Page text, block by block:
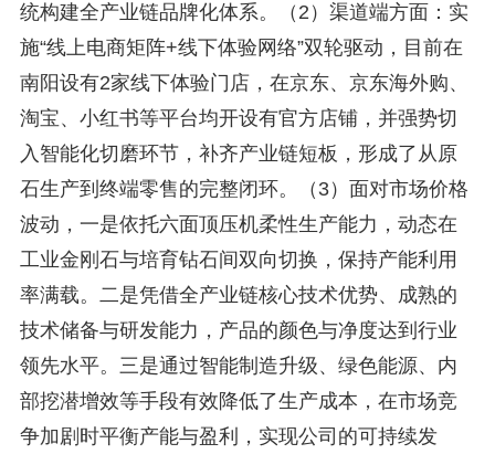
统构建全产业链品牌化体系。（2）渠道端方面：实
施“线上电商矩阵+线下体验网络”双轮驱动，目前在
南阳设有2家线下体验门店，在京东、京东海外购、
淘宝、小红书等平台均开设有官方店铺，并强势切
入智能化切磨环节，补齐产业链短板，形成了从原
石生产到终端零售的完整闭环。（3）面对市场价格
波动，一是依托六面顶压机柔性生产能力，动态在
工业金刚石与培育钻石间双向切换，保持产能利用
率满载。二是凭借全产业链核心技术优势、成熟的
技术储备与研发能力，产品的颜色与净度达到行业
领先水平。三是通过智能制造升级、绿色能源、内
部挖潜增效等手段有效降低了生产成本，在市场竞
争加剧时平衡产能与盈利，实现公司的可持续发